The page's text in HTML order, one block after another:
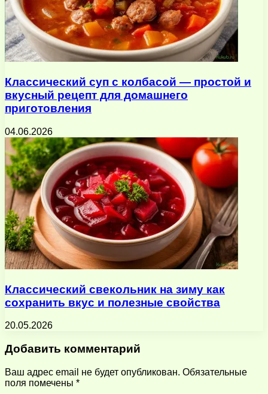
Классический суп с колбасой — простой и
вкусный рецепт для домашнего
приготовления
04.06.2026
Классический свекольник на зиму как
сохранить вкус и полезные свойства
20.05.2026
Добавить комментарий
Ваш адрес email не будет опубликован. Обязательные
поля помечены *